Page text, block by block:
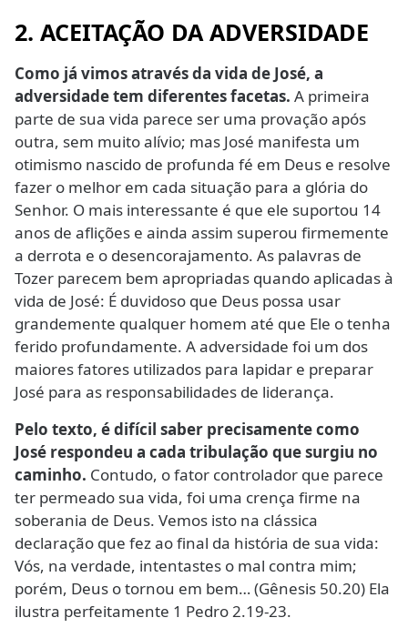
2. ACEITAÇÃO DA ADVERSIDADE
Como já vimos através da vida de José, a
adversidade tem diferentes facetas. A primeira
parte de sua vida parece ser uma provação após
outra, sem muito alívio; mas José manifesta um
otimismo nascido de profunda fé em Deus e resolve
fazer o melhor em cada situação para a glória do
Senhor. O mais interessante é que ele suportou 14
anos de aflições e ainda assim superou firmemente
a derrota e o desencorajamento. As palavras de
Tozer parecem bem apropriadas quando aplicadas à
vida de José: É duvidoso que Deus possa usar
grandemente qualquer homem até que Ele o tenha
ferido profundamente. A adversidade foi um dos
maiores fatores utilizados para lapidar e preparar
José para as responsabilidades de liderança.
Pelo texto, é difícil saber precisamente como
José respondeu a cada tribulação que surgiu no
caminho. Contudo, o fator controlador que parece
ter permeado sua vida, foi uma crença firme na
soberania de Deus. Vemos isto na clássica
declaração que fez ao final da história de sua vida:
Vós, na verdade, intentastes o mal contra mim;
porém, Deus o tornou em bem… (Gênesis 50.20) Ela
ilustra perfeitamente 1 Pedro 2.19-23.